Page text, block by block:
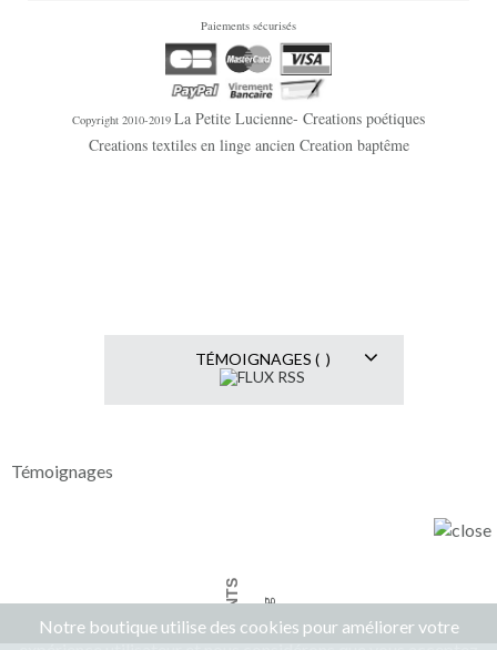
Paiements sécurisés
Copyright 2010-2019 La Petite Lucienne- Creations poétiques
Creations textiles en linge ancien Creation baptême
TÉMOIGNAGES ( )
Témoignages
Notre boutique utilise des cookies pour améliorer votre